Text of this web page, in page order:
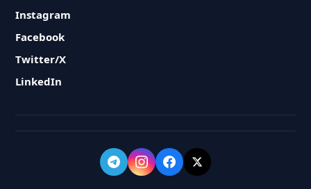
Instagram
Facebook
Twitter/X
LinkedIn